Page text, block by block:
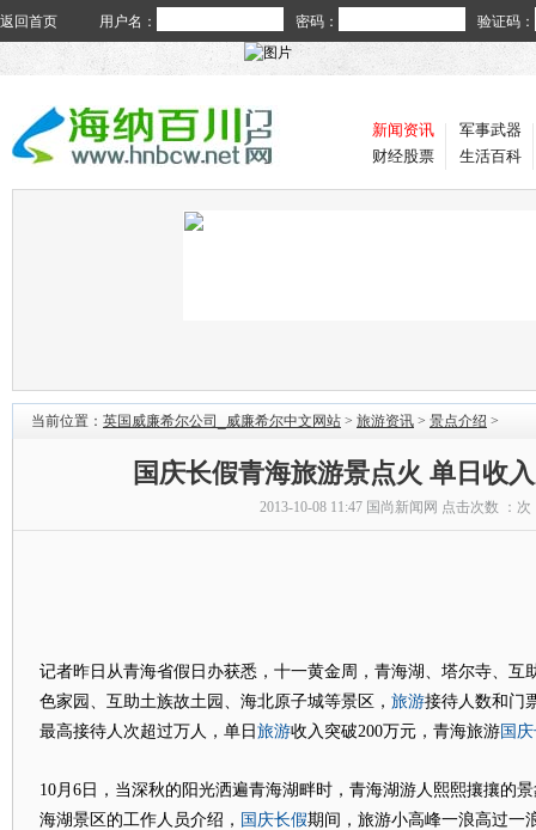
返回首页 用户名： 密码： 验证码：
新闻资讯
财经股票
军事武器
生活百科
当前位置： 英国威廉希尔公司_威廉希尔中文网站 > 旅游资讯 > 景点介绍 >
国庆长假青海旅游景点火 单日收
2013-10-08 11:47 国尚新闻网 点击次数 ： 次
记者昨日从青海省假日办获悉，十一黄金周，青海湖、塔尔寺、互
色家园、互助土族故土园、海北原子城等景区， 旅游接待人数和门
最高接待人次超过万人，单日 旅游收入突破200万元，青海旅游国庆
10月6日，当深秋的阳光洒遍青海湖畔时，青海湖游人熙熙攘攘的
海湖景区的工作人员介绍， 国庆长假期间，旅游小高峰一浪高过一